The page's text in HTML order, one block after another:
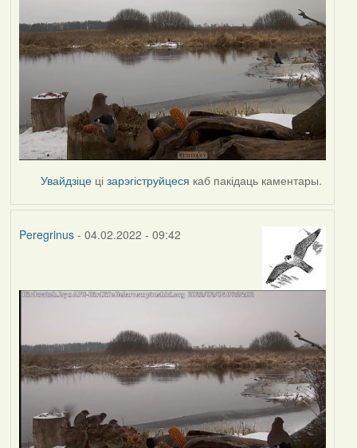
Увайдзіце цізарэгіструйцеся каб пакідаць каментары.
Peregrinus- 04.02.2022 - 09:42